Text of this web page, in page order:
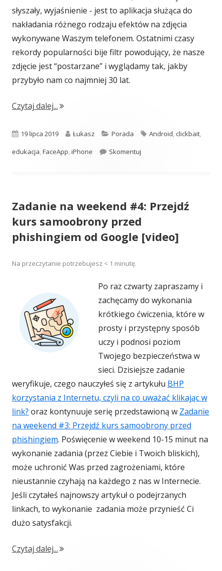
słyszały, wyjaśnienie - jest to aplikacja służąca do
nakładania różnego rodzaju efektów na zdjęcia
wykonywane Waszym telefonem. Ostatnimi czasy
rekordy popularności bije filtr powodujący, że nasze
zdjęcie jest “postarzane” i wyglądamy tak, jakby
przybyło nam co najmniej 30 lat.
Czytaj dalej..."Uważaj! Ten producent telefonów wysyła
Opublikowano
19 lipca 2019 Autor
Łukasz Kategorie
Porada Tagi
Android, clickbait,
edukacja,FaceApp,iPhone Skomentuj
Zadanie na weekend #4: Przejdź
kurs samoobrony przed
phishingiem od Google [video]
Na przeczytanie potrzebujesz < 1 minutę.
Po raz czwarty zapraszamy i
zachęcamy do wykonania
krótkiego ćwiczenia, które w
prosty i przystępny sposób
uczy i podnosi poziom
Twojego bezpieczeństwa w
sieci. Dzisiejsze zadanie
weryfikuje, czego nauczyłeś się z artykułu BHP
korzystania z Internetu, czyli na co uważać klikając w
link? oraz kontynuuje serię przedstawioną w Zadanie
na weekend #3: Przejdź kurs samoobrony przed
phishingiem. Poświęcenie w weekend 10-15 minut na
wykonanie zadania (przez Ciebie i Twoich bliskich),
może uchronić Was przed zagrożeniami, które
nieustannie czyhają na każdego z nas w Internecie.
Jeśli czytałeś najnowszy artykuł o podejrzanych
linkach, to wykonanie zadania może przynieść Ci
dużo satysfakcji.
Czytaj dalej..."Zadanie na weekend #4: Przejdź kurs